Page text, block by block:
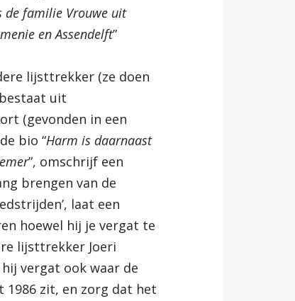
de familie Vrouwe uit
en Assendelft”
lijsttrekker (ze doen
uit
(gevonden in een
bio “Harm is daarnaast
”, omschrijf een
brengen van de
laat een
hoewel hij je vergat te
lijsttrekker Joeri
vergat ook waar de
zit, en zorg dat het